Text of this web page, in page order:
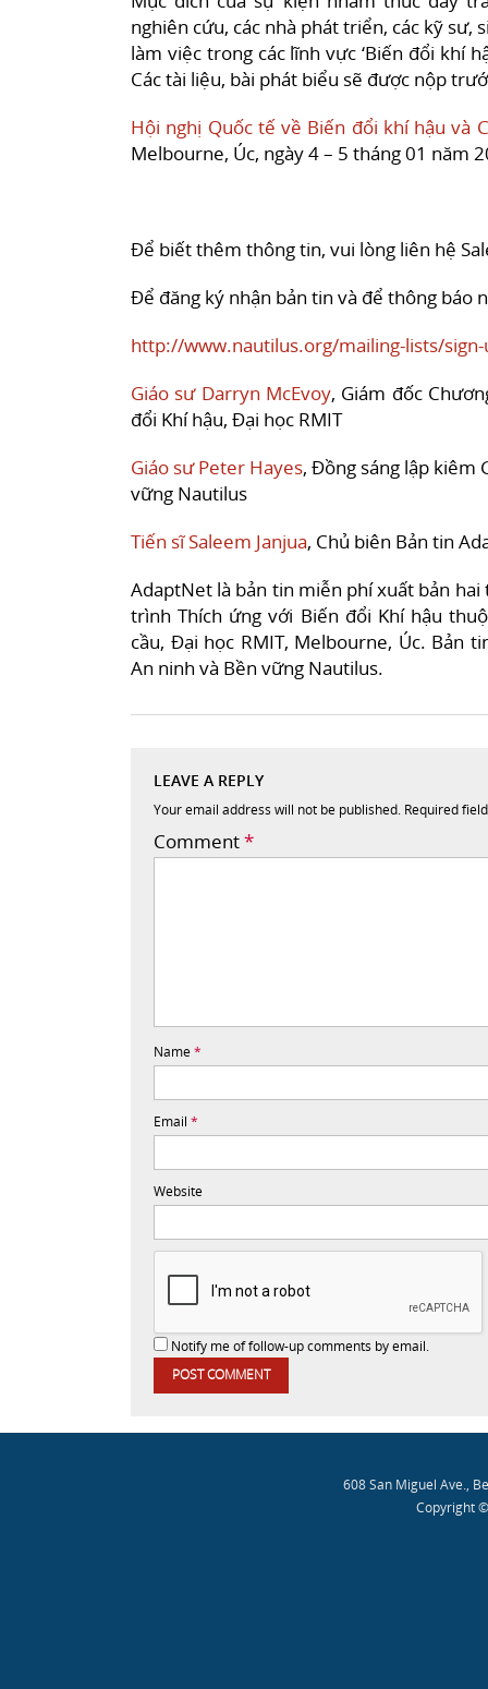
nghiên cứu, các nhà phát triển, các kỹ
làm việc trong các lĩnh vực ‘Biến đổi khí
Các tài liệu, bài phát biểu sẽ được nộp
Hội ​​nghị Quốc tế về Biến đổi khí hậu và
Melbourne, Úc, ngày 4 – 5 tháng 01 năm
Để biết thêm thông tin, vui lòng liên hệ
Để đăng ký nhận bản tin và để thông báo
http://www.nautilus.org/mailing-lists/
Giáo sư Darryn McEvoy, Giám đốc
đổi Khí hậu, Đại học RMIT
Giáo sư Peter Hayes, Đồng sáng lập kiêm
vững Nautilus
Tiến sĩ Saleem Janjua, Chủ biên Bản tin
AdaptNet là bản tin miễn phí xuất bản
trình Thích ứng với Biến đổi Khí hậu
cầu, Đại học RMIT, Melbourne, Úc. Bản
An ninh và Bền vững Nautilus.
LEAVE A REPLY
Your email address will not be published. Required
Comment*
Name*
Email *
Website
Notify me of follow-up comments by email.
608 San Miguel Ave.,
Copyright